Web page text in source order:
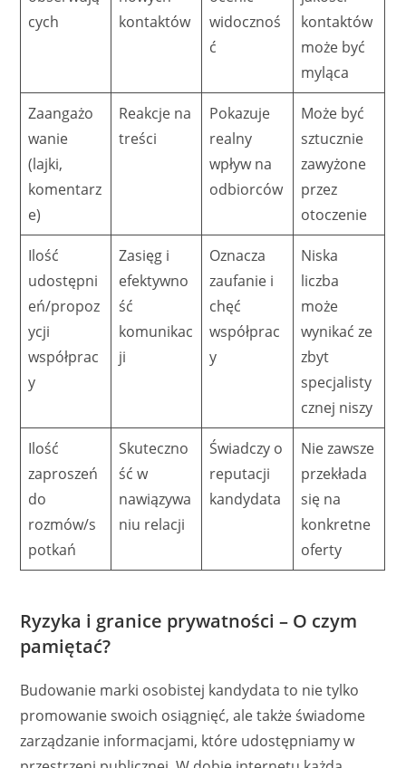
cych
kontaktów
widocznoś
ć
kontaktów
może być
myląca
Zaangażo
wanie
(lajki,
komentarz
e)
Reakcje na
treści
Pokazuje
realny
wpływ na
odbiorców
Może być
sztucznie
zawyżone
przez
otoczenie
Ilość
udostępni
eń/propoz
ycji
współprac
y
Zasięg i
efektywno
ść
komunikac
ji
Oznacza
zaufanie i
chęć
współprac
y
Niska
liczba
może
wynikać ze
zbyt
specjalisty
cznej niszy
Ilość
zaproszeń
do
rozmów/s
potkań
Skuteczno
ść w
nawiązywa
niu relacji
Świadczy o
reputacji
kandydata
Nie zawsze
przekłada
się na
konkretne
oferty
Ryzyka i granice prywatności – O czym
pamiętać?
Budowanie marki osobistej kandydata to nie tylko
promowanie swoich osiągnięć, ale także świadome
zarządzanie informacjami, które udostępniamy w